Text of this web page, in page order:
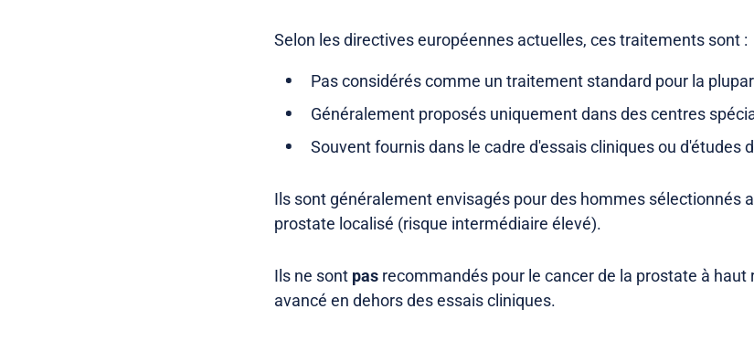
Selon les directives européennes actuelles, ces traitements sont :
Pas considérés comme un traitement standard pour la
Généralement proposés uniquement dans des centres
Souvent fournis dans le cadre d'essais cliniques ou d'études
Ils sont généralement envisagés pour des hommes sélectionnés
prostate localisé (risque intermédiaire élevé).
Ils ne sont pas recommandés pour le cancer de la prostate à haut
avancé en dehors des essais cliniques.